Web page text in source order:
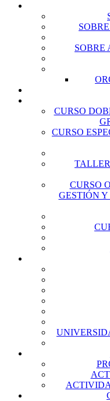
SOBRE
CURSO
CURSO
CURSO
GESTIÓN